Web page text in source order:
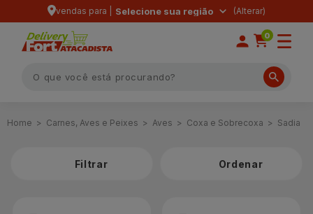
vendas para | Selecione sua região
0
Carnes, Aves e Peixes Aves Coxa e Sobrecoxa Sadia
Filtrar